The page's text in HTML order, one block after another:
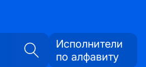
Исполнители
по алфавиту